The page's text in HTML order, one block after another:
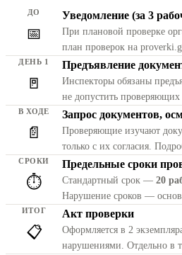
ДО
📅
Уведомление (за 3
При плановой проверке
план проверок на
ДЕНЬ 1
🚪
Предъявление
Инспекторы обязаны
не допустить
В ХОДЕ
📄
Запрос документов,
Проверяющие изучают
только с их согласия.
СРОКИ
⏱️
Предельные сроки
Стандартный срок — 20
Нарушение сроков —
ИТОГ
📋
Акт проверки
Оформляется в 2
нарушениями. Отдельно в